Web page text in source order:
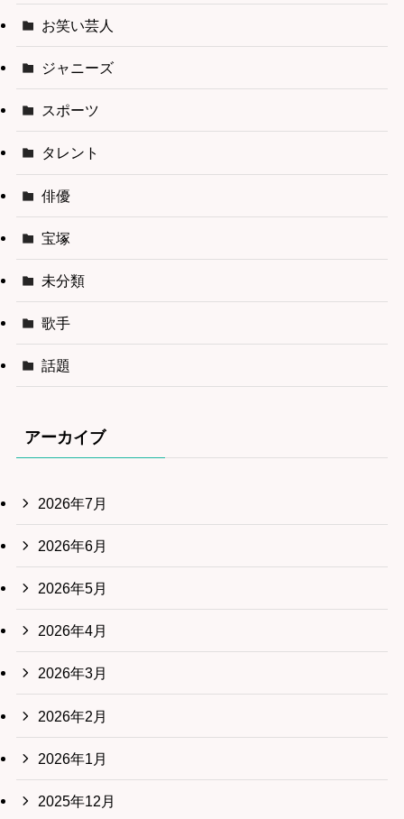
お笑い芸人
ジャニーズ
スポーツ
タレント
俳優
宝塚
未分類
歌手
話題
アーカイブ
2026年7月
2026年6月
2026年5月
2026年4月
2026年3月
2026年2月
2026年1月
2025年12月